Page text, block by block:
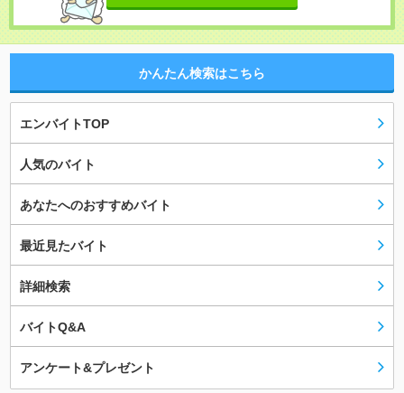
かんたん検索はこちら
エンバイトTOP
人気のバイト
あなたへのおすすめバイト
最近見たバイト
詳細検索
バイトQ&A
アンケート&プレゼント